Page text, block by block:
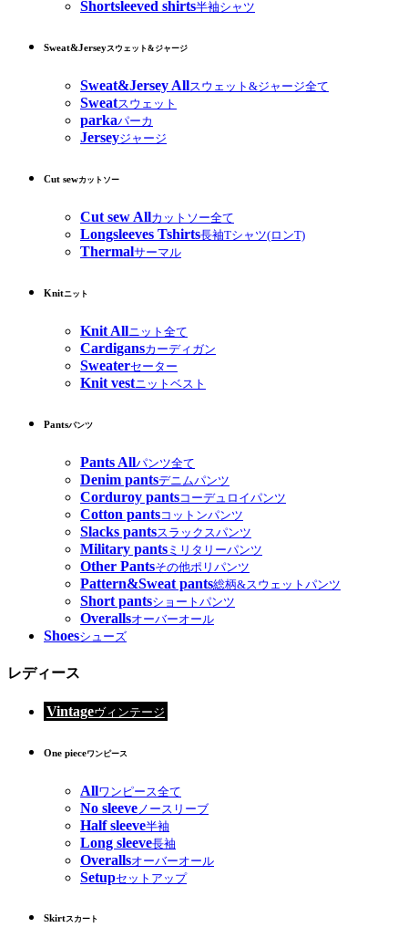
Shortsleeved shirts半袖シャツ
Sweat&Jerseyスウェット&ジャージ
Sweat&Jersey Allスウェット&ジャージ全て
Sweatスウェット
parkaパーカ
Jerseyジャージ
Cut sewカットソー
Cut sew Allカットソー全て
Longsleeves Tshirts長袖Tシャツ(ロンT)
Thermalサーマル
Knitニット
Knit Allニット全て
Cardigansカーディガン
Sweaterセーター
Knit vestニットベスト
Pantsパンツ
Pants Allパンツ全て
Denim pantsデニムパンツ
Corduroy pantsコーデュロイパンツ
Cotton pantsコットンパンツ
Slacks pantsスラックスパンツ
Military pants ミリタリーパンツ
Other Pantsその他ポリパンツ
Pattern&Sweat pants総柄&スウェットパンツ
Short pantsショートパンツ
Overallsオーバーオール
Shoesシューズ
レディース
Vintageヴィンテージ
One pieceワンピース
Allワンピース全て
No sleeve ノースリーブ
Half sleeve半袖
Long sleeve長袖
Overallsオーバーオール
Setupセットアップ
Skirtスカート